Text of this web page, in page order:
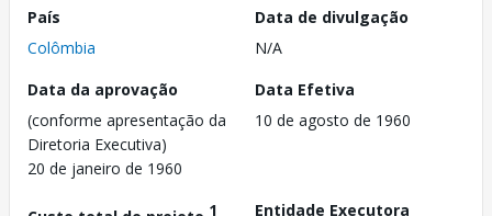
País
Colômbia
Data de divulgação
N/A
Data da aprovação
(conforme apresentação da
Diretoria Executiva)
20 de janeiro de 1960
Data Efetiva
10 de agosto de 1960
1
Entidade Executora